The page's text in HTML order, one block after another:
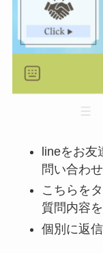
lineをお友
問い合わ
こちらを
質問内容
個別に返